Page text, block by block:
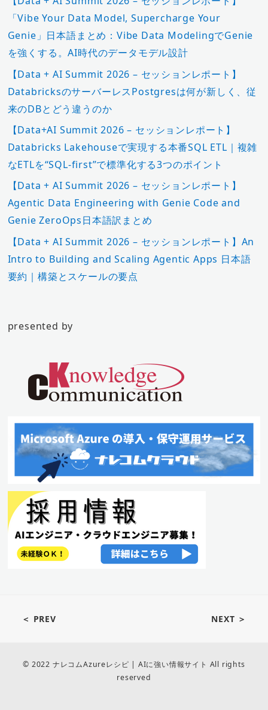
「Vibe Your Data Model, Supercharge Your
Genie」日本語まとめ：Vibe Data ModelingでGenie
を強くする。AI時代のデータモデル設計
【Data + AI Summit 2026 – セッションレポート】
DatabricksのサーバーレスPostgresは何が新しく、従
来のDBとどう違うのか
【Data+AI Summit 2026 – セッションレポート】
Databricks Lakehouseで実現する本番SQL ETL｜複雑
なETLを“SQL-first”で標準化する3つのポイント
【Data + AI Summit 2026 – セッションレポート】
Agentic Data Engineering with Genie Code and
Genie ZeroOps日本語訳まとめ
【Data + AI Summit 2026 – セッションレポート】An
Intro to Building and Scaling Agentic Apps 日本語
要約｜構築とスケールの要点
presented by
＜ PREV NEXT ＞
© 2022 ナレコムAzureレシピ | AIに強い情報サイト All rights
reserved